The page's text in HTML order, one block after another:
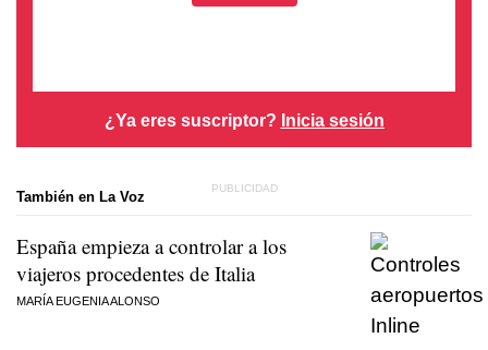
¿Ya eres suscriptor? Inicia sesión
También en La Voz
España empieza a controlar a los
viajeros procedentes de Italia
MARÍA EUGENIA ALONSO